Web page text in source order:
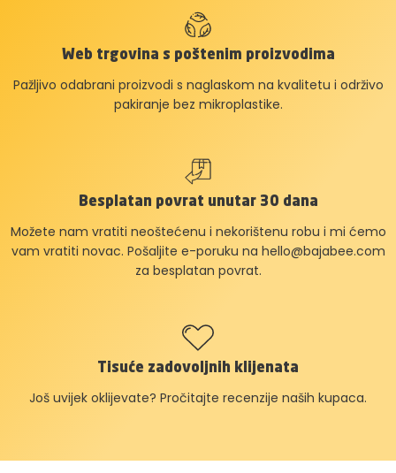
Web trgovina s poštenim proizvodima
Pažljivo odabrani proizvodi s naglaskom na kvalitetu i održivo
pakiranje bez mikroplastike.
Besplatan povrat unutar 30 dana
Možete nam vratiti neoštećenu i nekorištenu robu i mi ćemo
vam vratiti novac. Pošaljite e-poruku na hello@bajabee.com
za besplatan povrat.
Tisuće zadovoljnih klijenata
Još uvijek oklijevate? Pročitajte recenzije naših kupaca.